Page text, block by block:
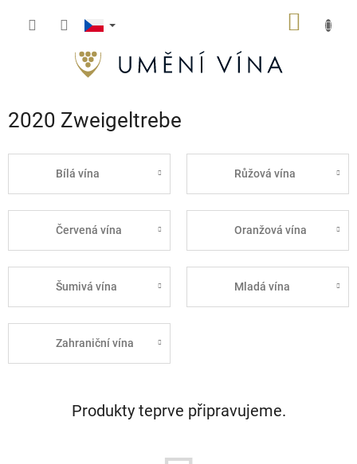
2020 Zweigeltrebe
Bílá vína Růžová vína
Červená vína Oranžová vína
Šumivá vína Mladá vína
Zahraniční vína
Produkty teprve připravujeme.